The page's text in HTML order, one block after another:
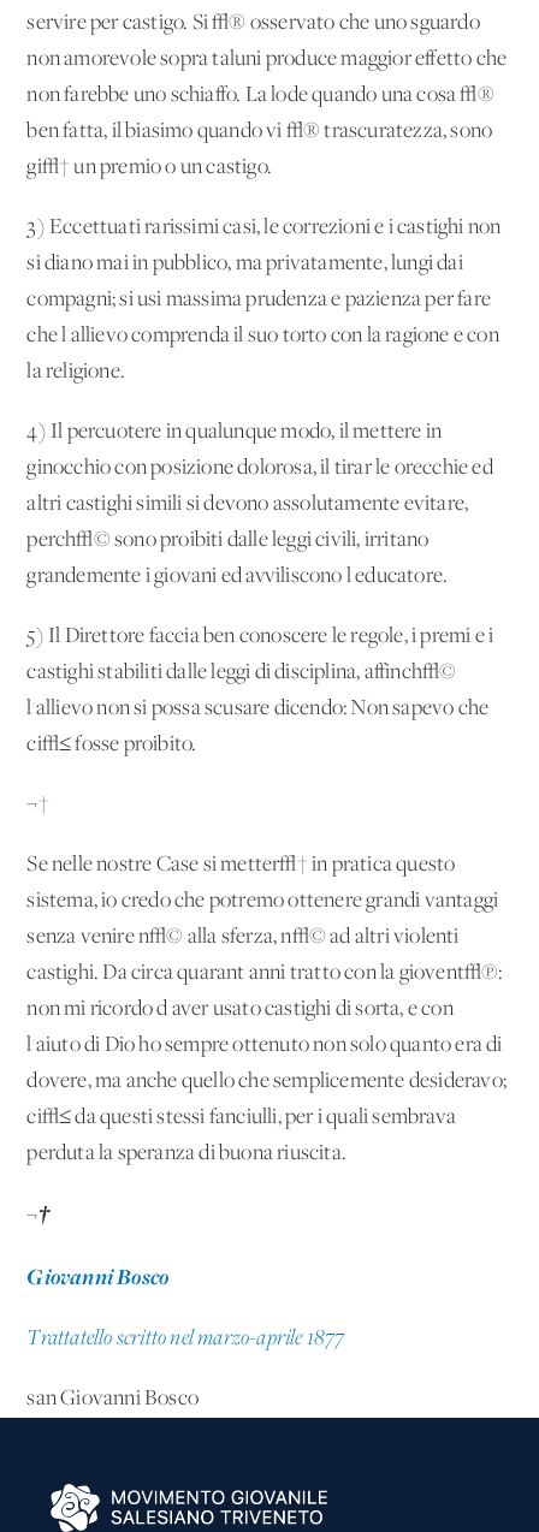
servire per castigo. Si √® osservato che uno sguardo
non amorevole sopra taluni produce maggior effetto che
non farebbe uno schiaffo. La lode quando una cosa √®
ben fatta, il biasimo quando vi √® trascuratezza, sono
gi√† un premio o un castigo.
3) Eccettuati rarissimi casi, le correzioni e i castighi non
si diano mai in pubblico, ma privatamente, lungi dai
compagni; si usi massima prudenza e pazienza per fare
che l'allievo comprenda il suo torto con la ragione e con
la religione.
4) Il percuotere in qualunque modo, il mettere in
ginocchio con posizione dolorosa, il tirar le orecchie ed
altri castighi simili si devono assolutamente evitare,
perch√© sono proibiti dalle leggi civili, irritano
grandemente i giovani ed avviliscono l'educatore.
5) Il Direttore faccia ben conoscere le regole, i premi e i
castighi stabiliti dalle leggi di disciplina, affinch√©
l'allievo non si possa scusare dicendo: Non sapevo che
ci√≤ fosse proibito.
¬†
Se nelle nostre Case si metter√† in pratica questo
sistema, io credo che potremo ottenere grandi vantaggi
senza venire n√© alla sferza, n√© ad altri violenti
castighi. Da circa quarant'anni tratto con la giovent√π:
non mi ricordo d'aver usato castighi di sorta, e con
l'aiuto di Dio ho sempre ottenuto non solo quanto era di
dovere, ma anche quello che semplicemente desideravo;
ci√≤ da questi stessi fanciulli, per i quali sembrava
perduta la speranza di buona riuscita.
¬†
Giovanni Bosco
Trattatello scritto nel marzo-aprile 1877
san Giovanni Bosco